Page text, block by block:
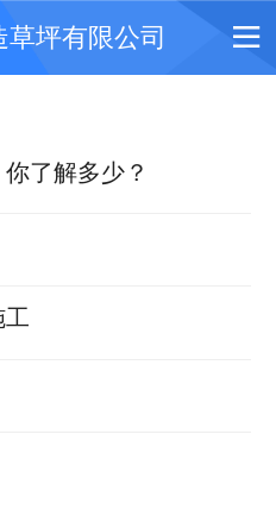
坪有限公司
了解多少？
工